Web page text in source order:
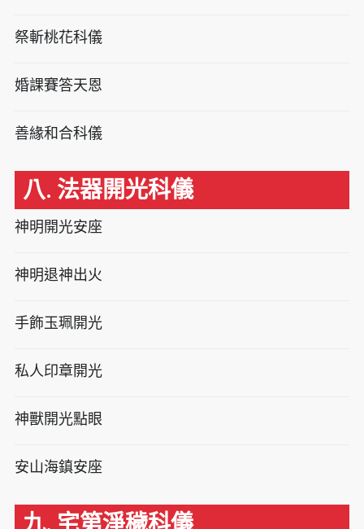
祭斬桃花科儀
婚課賽答天恩
善緣和合科儀
八. 法器開光科儀
神明開光安座
神明退神出火
手飾玉珮開光
私人印章開光
神獸開光點眼
安山海鎮安座